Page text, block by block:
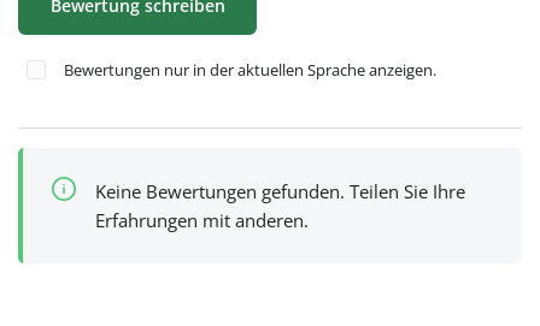
Bewertung schreiben
Bewertungen nur in der aktuellen Sprache anzeigen.
Keine Bewertungen gefunden. Teilen Sie Ihre
Erfahrungen mit anderen.